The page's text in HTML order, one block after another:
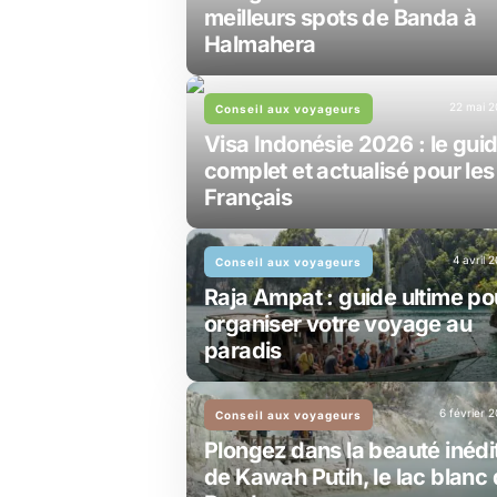
meilleurs spots de Banda à
Halmahera
Conseil aux voyageurs
Visa Indonésie 2026 : le
complet et actualisé pour les
Français
22 mai
Conseil aux voyageurs
Raja Ampat : guide ultime
organiser votre voyage au
paradis
4 avril
Conseil aux voyageurs
Plongez dans la beauté
de Kawah Putih, le lac blanc
6 février